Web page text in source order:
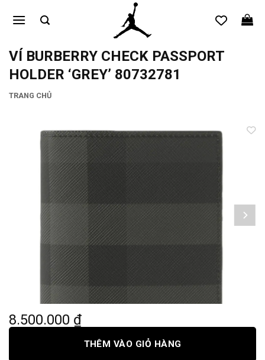
qua
dungVÍ BURBERRY CHECK PASSPORT
HOLDER ‘GREY’ 80732781
TRANG CHỦ
8.500.000 ₫
THÊM VÀO GIỎ HÀNG